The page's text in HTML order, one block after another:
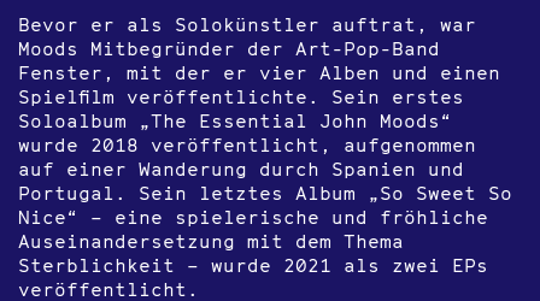
Bevor er als Solokünstler auftrat, war
Moods Mitbegründer der Art-Pop-Band
Fenster, mit der er vier Alben und einen
Spielfilm veröffentlichte. Sein erstes
Soloalbum „The Essential John Moods“
wurde 2018 veröffentlicht, aufgenommen
auf einer Wanderung durch Spanien und
Portugal. Sein letztes Album „So Sweet So
Nice“ – eine spielerische und fröhliche
Auseinandersetzung mit dem Thema
Sterblichkeit – wurde 2021 als zwei EPs
veröffentlicht.